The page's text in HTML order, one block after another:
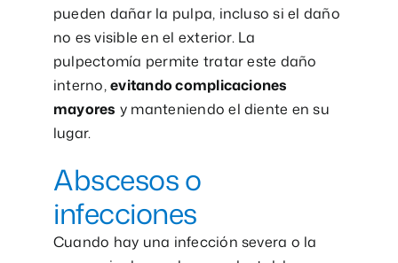
pueden dañar la pulpa, incluso si el daño
no es visible en el exterior. La
pulpectomía permite tratar este daño
interno,evitando complicaciones
mayores y manteniendo el diente en su
lugar.
Abscesos o
infecciones
Cuando hay una infección severa o la